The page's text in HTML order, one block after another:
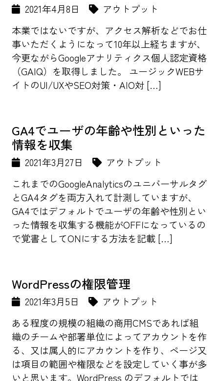
2021年4月8日
アウトプット
本業ではないですが、アクセス解析などでお仕
事いただくようになって10年以上経ちますが、
今更ながらGoogleアナリティクス個人認定資格
（GAIQ）を取得しました。 ユージックWEBサ
イトのUI/UXやSEO対策・AIO対 […]
GA4でユーザの年齢や性別といった
情報を収集
2021年3月27日
アウトプット
これまでのGoogleAnalyticsのユニバーサルタグ
とGA4タグを両方入れて計測していますが、
GA4ではデフォルトでユーザの年齢や性別とい
った情報を収集する機能がOFFになっているの
で覚書としてONにする方法を記載 […]
WordPressの権限管理
2021年3月5日
アウトプット
ある程度の規模の組織の商用CMSであれば組
織のチームや部署単位によってアカウントを作
る、又は属人的にアカウントを作り、ページ又
は項目の範囲や権限などを設定していく事が多
いと思います。WordPress のデフォルトでは